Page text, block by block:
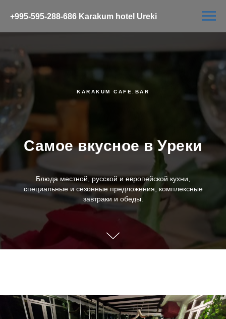
+995-595-288-686 Karakum hotel Ureki
KARAKUM CAFE.BAR
Самое вкусное в Уреки
Блюда местной, русской и европейской кухни,
специальные и сезонные предложения, комплексные
завтраки и обеды.